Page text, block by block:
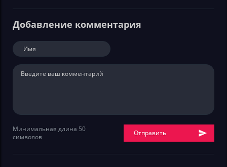
Добавление комментария
Минимальная длина 50
символов
Отправить